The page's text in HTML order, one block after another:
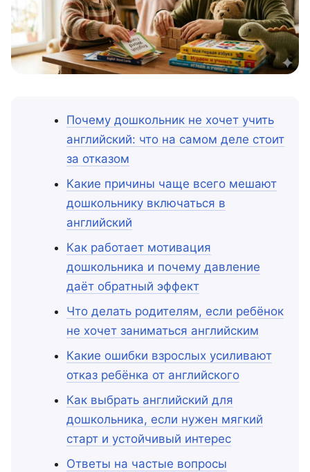
Почему дошкольник не хочет учить
английский: что на самом деле стоит
за отказом
Какие причины чаще всего мешают
дошкольнику включаться в
английский
Как работает мотивация
дошкольника и почему давление
даёт обратный эффект
Что делать родителям, если ребёнок
не хочет заниматься английским
Какие ошибки взрослых усиливают
отказ ребёнка от английского
Как выбрать английский для
дошкольника, если нужен мягкий
старт и устойчивый интерес
Ответы на частые вопросы